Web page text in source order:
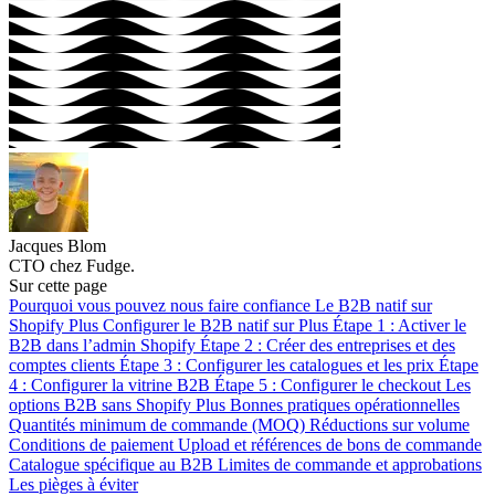
Jacques Blom
CTO chez Fudge.
Sur cette page
Pourquoi vous pouvez nous faire confiance Le B2B natif sur
Shopify Plus Configurer le B2B natif sur Plus Étape 1 : Activer le
B2B dans l’admin Shopify Étape 2 : Créer des entreprises et des
comptes clients Étape 3 : Configurer les catalogues et les prix Étape
4 : Configurer la vitrine B2B Étape 5 : Configurer le checkout Les
options B2B sans Shopify Plus Bonnes pratiques opérationnelles
Quantités minimum de commande (MOQ) Réductions sur volume
Conditions de paiement Upload et références de bons de commande
Catalogue spécifique au B2B Limites de commande et approbations
Les pièges à éviter